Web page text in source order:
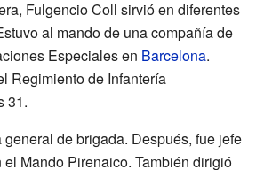
Fulgencio Coll sirvió en diferentes
al mando de una compañía de
Especiales en Barcelona.
Regimiento de Infantería
31.
de brigada. Después, fue jefe
Mando Pirenaico. También dirigió